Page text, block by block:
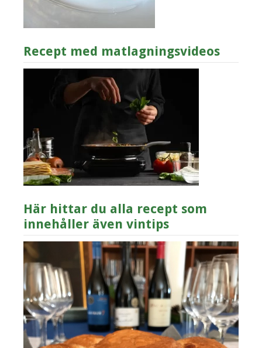
Recept med matlagningsvideos
Här hittar du alla recept som
innehåller även vintips